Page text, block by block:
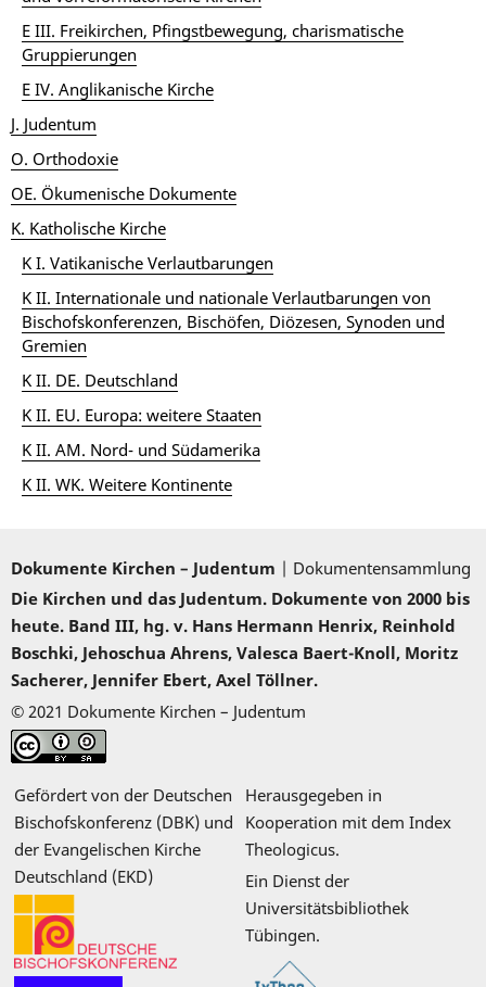
E III. Freikirchen, Pfingstbewegung, charismatische
Gruppierungen
E IV. Anglikanische Kirche
J. Judentum
O. Orthodoxie
OE. Ökumenische Dokumente
K. Katholische Kirche
K I. Vatikanische Verlautbarungen
K II. Internationale und nationale Verlautbarungen von
Bischofskonferenzen, Bischöfen, Diözesen, Synoden und
Gremien
K II. DE. Deutschland
K II. EU. Europa: weitere Staaten
K II. AM. Nord- und Südamerika
K II. WK. Weitere Kontinente
Dokumente Kirchen – Judentum | Dokumentensammlung
Die Kirchen und das Judentum. Dokumente von 2000 bis
heute. Band III, hg. v. Hans Hermann Henrix, Reinhold
Boschki, Jehoschua Ahrens, Valesca Baert-Knoll, Moritz
Sacherer, Jennifer Ebert, Axel Töllner.
© 2021 Dokumente Kirchen – Judentum
Gefördert von der Deutschen
Bischofskonferenz (DBK) und
der Evangelischen Kirche
Deutschland (EKD)
Herausgegeben in
Kooperation mit dem Index
Theologicus.
Ein Dienst der
Universitätsbibliothek
Tübingen.